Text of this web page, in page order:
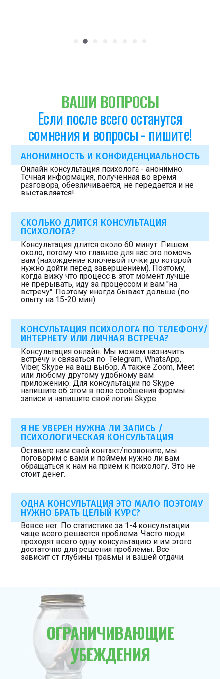
ВАШИ ВОПРОСЫ
Если после всего останутся
сомнения и вопросы - пишите!
АНОНИМНОСТЬ И КОНФИДЕНЦИАЛЬНОСТЬ
Онлайн консультация психолога - анонимно.
Точная информация, полученная во время
разговора, обезличивается, не передается и не
выставляется!
СКОЛЬКО ДЛИТСЯ КОНСУЛЬТАЦИЯ
ПСИХОЛОГА?
Консультация длится около 60 минут. Пишем
около, потому что главное для нас это помочь
вам (нахождение ключевой точки до которой
нужно дойти перед завершением). Поэтому,
когда вижу что процесс в этот момент лучше
не прерывать, иду за процессом и вам "на
встречу". Поэтому иногда бывает дольше (по
опыту на 15-20 мин).
КОНСУЛЬТАЦИЯ ПСИХОЛОГА ПО ТЕЛЕФОНУ/
ИНТЕРНЕТУ ИЛИ ЛИЧНАЯ ВСТРЕЧА?
Консультация онлайн. Мы можем назначить
встречу и связаться по Telegram, WhatsApp,
Viber, Skype на ваш выбор. А также Zoom, Meet
или любому другому удобному вам
приложению. Для консультации по Skype
напишите об этом в поле сообщения формы
записи и напишите свой логин Skype.
Я НЕ УВЕРЕН НУЖНА ЛИ ЗАПИСЬ /
ПСИХОЛОГИЧЕСКАЯ КОНСУЛЬТАЦИЯ
Оставьте нам свой контакт/позвоните, мы
поговорим с вами и поймем нужно ли вам
обращаться к нам на прием к психологу. Это не
стоит денег.
ОДНА КОНСУЛЬТАЦИЯ ЭТО МАЛО ПОЭТОМУ
НУЖНО БРАТЬ ЦЕЛЫЙ КУРС?
Вовсе нет. По статистике за 1-4 консультации
чаще всего решается проблема. Часто люди
проходят всего одну консультацию и им этого
достаточно для решения проблемы. Все
зависит от глубины травмы и вашей отдачи.
ОГРАНИЧИВАЮЩИЕ
УБЕЖДЕНИЯ